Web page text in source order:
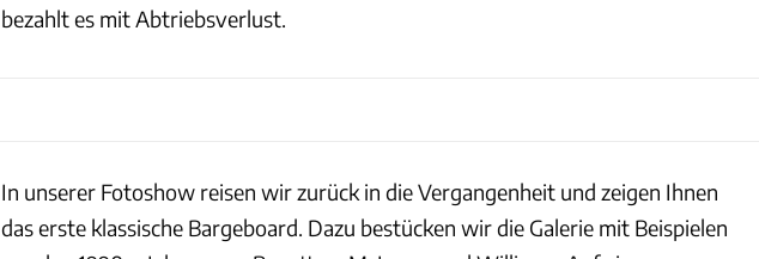
bezahlt es mit Abtriebsverlust.
In unserer Fotoshow reisen wir zurück in die Vergangenheit und zeigen Ihnen
das erste klassische Bargeboard. Dazu bestücken wir die Galerie mit Beispielen